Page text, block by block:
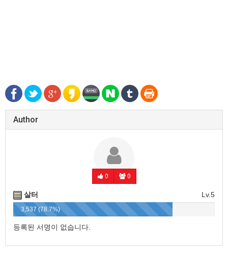
Author
0 0
Lv.5
살터
3,537 (78.7%)
등록된 서명이 없습니다.